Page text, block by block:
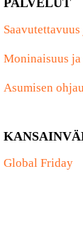
Moninaisuus
Asumisen
Global Friday